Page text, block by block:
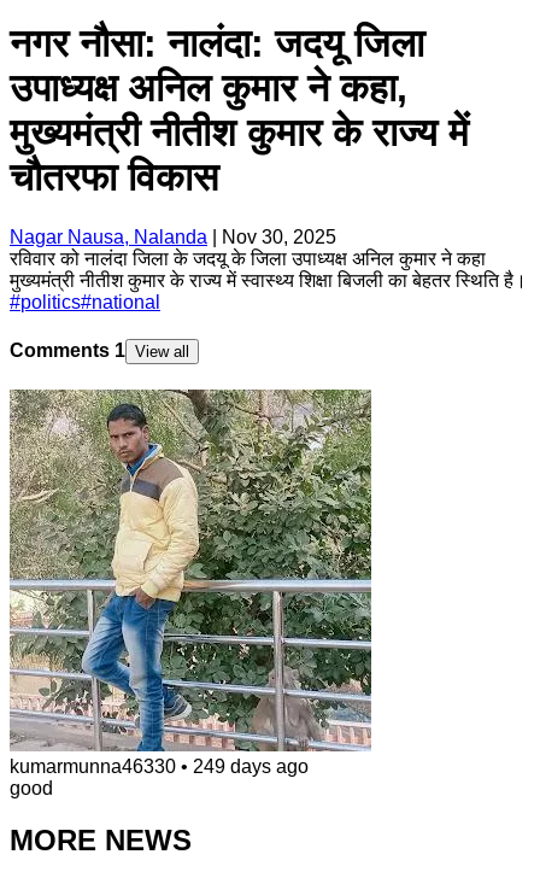
नगर नौसा: नालंदा: जदयू जिला
उपाध्यक्ष अनिल कुमार ने कहा,
मुख्यमंत्री नीतीश कुमार के राज्य में
चौतरफा विकास
Nagar Nausa, Nalanda
Nov 30, 2025
रविवार को नालंदा जिला के जदयू के जिला उपाध्यक्ष अनिल कुमार ने कहा
मुख्यमंत्री नीतीश कुमार के राज्य में स्वास्थ्य शिक्षा बिजली का बेहतर स्थिति है।
#politics#national
Comments 1 View all
kumarmunna46330 • 249 days ago
good
MORE NEWS